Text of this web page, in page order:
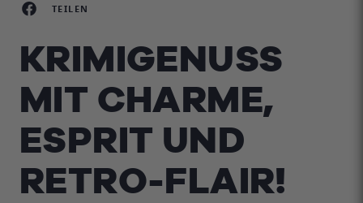
TEILEN
KRIMIGENUSS
MIT CHARME,
ESPRIT UND
RETRO-FLAIR!